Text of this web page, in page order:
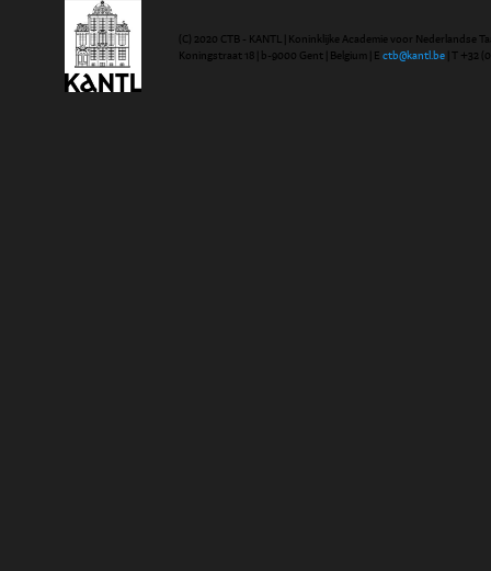
(C) 2020 CTB - KANTL | Koninklijke Academie voor Nederlandse
Koningstraat 18 | b-9000 Gent | Belgium | E ctb@kantl.be | T +32